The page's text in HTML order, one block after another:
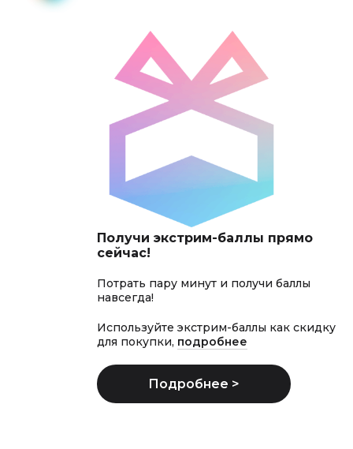
Получи экстрим-баллы прямо
сейчас!
Потрать пару минут и получи баллы
навсегда!
Используйте экстрим-баллы как скидку
для покупки, подробнее